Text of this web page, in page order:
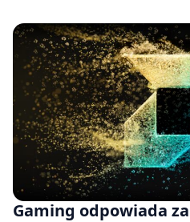
Gaming odpowiada